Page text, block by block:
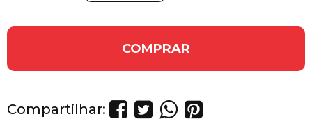
COMPRAR
Compartilhar: